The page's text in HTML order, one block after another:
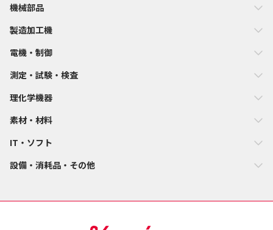
機械部品
製造加工機
電機・制御
測定・試験・検査
理化学機器
素材・材料
IT・ソフト
設備・消耗品・その他